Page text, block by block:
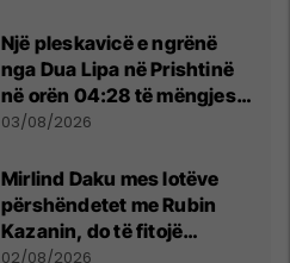
Një pleskavicë e ngrënë
nga Dua Lipa në Prishtinë
në orën 04:28 të mëngjesit
- dhe bota digjitale serbe
03/08/2026
Mirlind Daku mes lotëve
përshëndetet me Rubin
Kazanin, do të fitojë
miliona te Spartak Moska
02/08/2026